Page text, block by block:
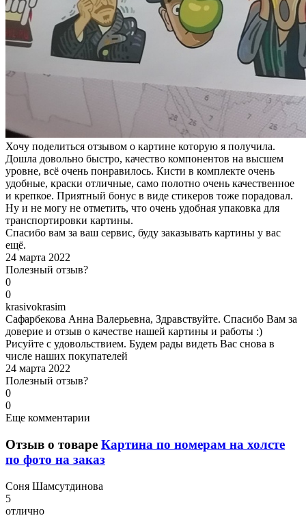
Хочу поделиться отзывом о картине которую я получила.
Дошла довольно быстро, качество компонентов на высшем
уровне, всё очень понравилось. Кисти в комплекте очень
удобные, краски отличные, само полотно очень качественное
и крепкое. Приятный бонус в виде стикеров тоже порадовал.
Ну и не могу не отметить, что очень удобная упаковка для
транспортировки картины.
Спасибо вам за ваш сервис, буду заказывать картины у вас
ещё.
24 марта 2022
Полезный отзыв?
0
0
krasivokrasim
Сафарбекова Анна Валерьевна, Здравствуйте. Спасибо Вам за
доверие и отзыв о качестве нашей картины и работы :)
Рисуйте с удовольствием. Будем рады видеть Вас снова в
числе наших покупателей
24 марта 2022
Полезный отзыв?
0
0
Еще комментарии
Отзыв о товаре Картина по номерам на холсте
по фото на заказ
Соня Шамсутдинова
5
отлично